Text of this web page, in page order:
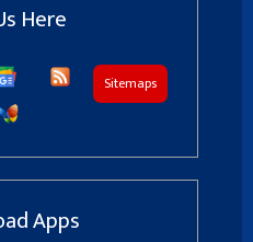
Here
Sitemaps
Apps